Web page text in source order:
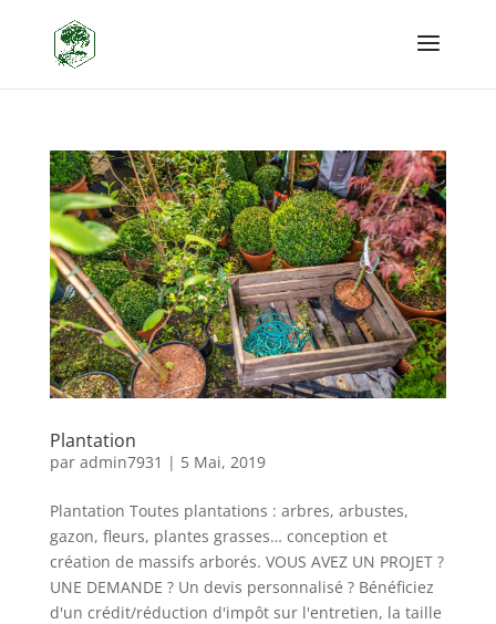
Plantation
par admin7931 | 5 Mai, 2019
Plantation Toutes plantations : arbres, arbustes,
gazon, fleurs, plantes grasses… conception et
création de massifs arborés. VOUS AVEZ UN PROJET ?
UNE DEMANDE ? Un devis personnalisé ? Bénéficiez
d'un crédit/réduction d'impôt sur l'entretien, la taille